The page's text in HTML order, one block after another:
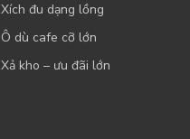
Xích đu dạng lồng
Ô dù cafe cỡ lớn
Xả kho – ưu đãi lớn